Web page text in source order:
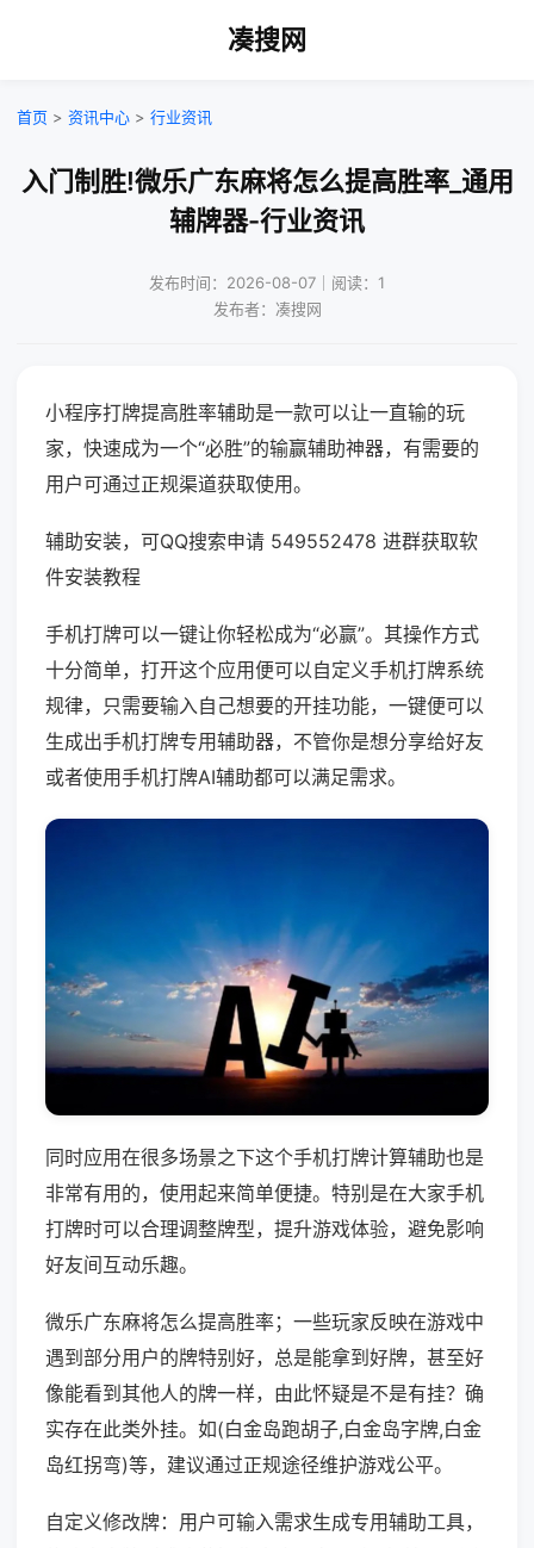
凑搜网
首页 > 资讯中心 > 行业资讯
入门制胜!微乐广东麻将怎么提高胜率_通用
辅牌器-行业资讯
发布时间：2026-08-07｜阅读：1
发布者：凑搜网
小程序打牌提高胜率辅助是一款可以让一直输的玩
家，快速成为一个“必胜”的输赢辅助神器，有需要的
用户可通过正规渠道获取使用。
辅助安装，可QQ搜索申请 549552478 进群获取软
件安装教程
手机打牌可以一键让你轻松成为“必赢”。其操作方式
十分简单，打开这个应用便可以自定义手机打牌系统
规律，只需要输入自己想要的开挂功能，一键便可以
生成出手机打牌专用辅助器，不管你是想分享给好友
或者使用手机打牌AI辅助都可以满足需求。
同时应用在很多场景之下这个手机打牌计算辅助也是
非常有用的，使用起来简单便捷。特别是在大家手机
打牌时可以合理调整牌型，提升游戏体验，避免影响
好友间互动乐趣。
微乐广东麻将怎么提高胜率；一些玩家反映在游戏中
遇到部分用户的牌特别好，总是能拿到好牌，甚至好
像能看到其他人的牌一样，由此怀疑是不是有挂？确
实存在此类外挂。如(白金岛跑胡子,白金岛字牌,白金
岛红拐弯)等，建议通过正规途径维护游戏公平。
自定义修改牌：用户可输入需求生成专用辅助工具，